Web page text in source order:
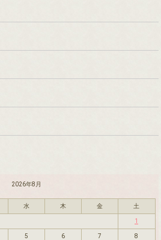
2026年8月
水 木 金 土
1
5 6 7 8